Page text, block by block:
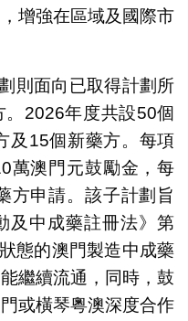
增強在區域及國際市
則面向已取得計劃所
2026年度共設50個
及15個新藥方。每項
萬澳門元鼓勵金，每
方申請。該子計劃旨
及中成藥註冊法》第
態的澳門製造中成藥
繼續流通，同時，鼓
或橫琴粵澳深度合作